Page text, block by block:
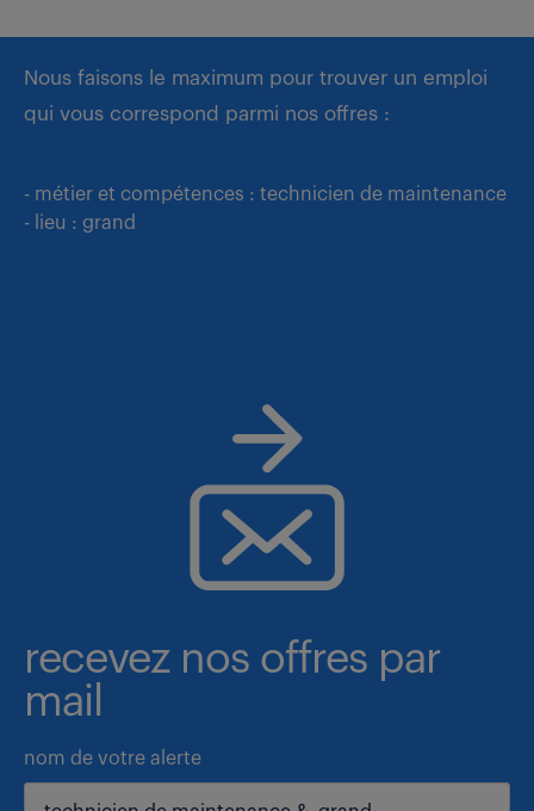
Nous faisons le maximum pour trouver un emploi
qui vous correspond parmi nos offres :
- métier et compétences : technicien de maintenance
- lieu : grand
recevez nos offres par
mail
nom de votre alerte